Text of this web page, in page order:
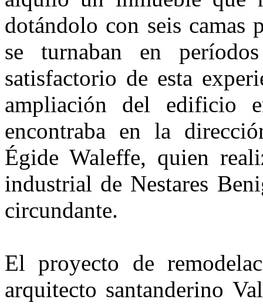
dotándolo con seis camas
se turnaban en
satisfactorio de esta
ampliación del edificio
encontraba en la
Égide Waleffe, quien
industrial de Nestares
circundante.
El proyecto de
arquitecto santanderino